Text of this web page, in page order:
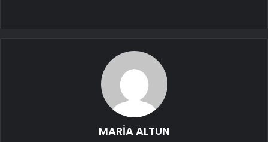
MARİA ALTUN